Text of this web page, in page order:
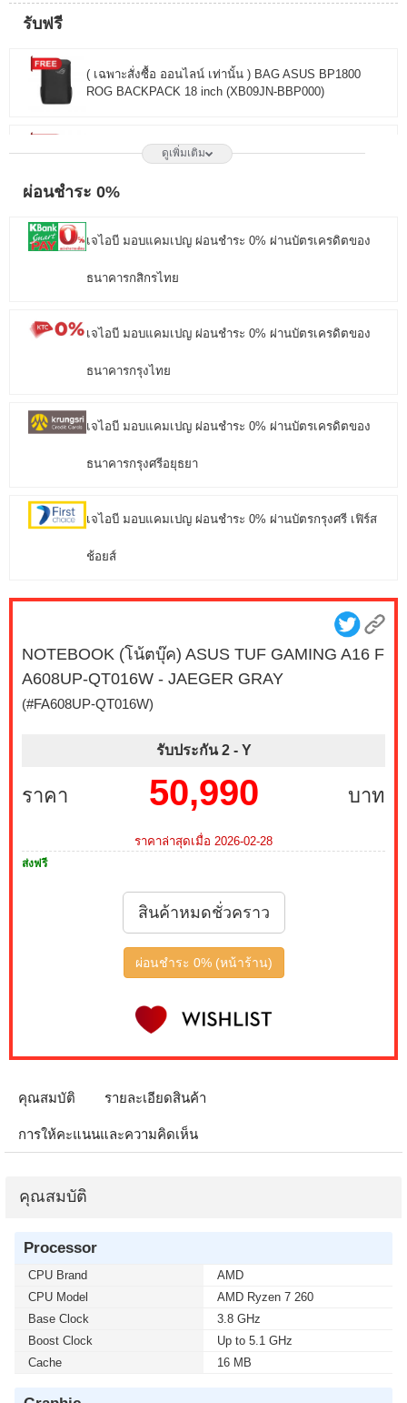
รับฟรี
( เฉพาะสั่งซื้อ ออนไลน์ เท่านั้น ) BAG ASUS BP1800
ROG BACKPACK 18 inch (XB09JN-BBP000)
( เฉพาะสั่งซื้อ ออนไลน์ เท่านั้น ) GIFTBOX JIB SMILEY
FOR NOTEBOOK
ดูเพิ่มเติม
ผ่อนชำระ 0%
เจไอบี มอบแคมเปญ ผ่อนชำระ 0% ผ่านบัตรเครดิตของ
ธนาคารกสิกรไทย
เจไอบี มอบแคมเปญ ผ่อนชำระ 0% ผ่านบัตรเครดิตของ
ธนาคารกรุงไทย
เจไอบี มอบแคมเปญ ผ่อนชำระ 0% ผ่านบัตรเครดิตของ
ธนาคารกรุงศรีอยุธยา
เจไอบี มอบแคมเปญ ผ่อนชำระ 0% ผ่านบัตรกรุงศรี เฟิร์ส
ช้อยส์
NOTEBOOK (โน้ตบุ๊ค) ASUS TUF GAMING A16 F
A608UP-QT016W - JAEGER GRAY
(#FA608UP-QT016W)
รับประกัน 2 - Y
ราคา บาท
50,990
ราคาล่าสุดเมื่อ 2026-02-28
ส่งฟรี
สินค้าหมดชั่วคราว
ผ่อนชำระ 0% (หน้าร้าน)
คุณสมบัติ รายละเอียดสินค้า
การให้คะแนนและความคิดเห็น
คุณสมบัติ
Processor
CPU Brand
AMD
CPU Model
AMD Ryzen 7 260
Base Clock
3.8 GHz
Boost Clock
Up to 5.1 GHz
Cache
16 MB